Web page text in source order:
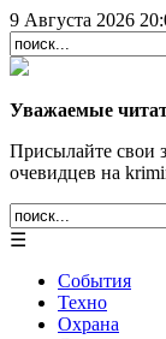
9 Августа 2026
Уважаемые
Присылайте свои
очевидцев на
☰
События
Техно
Охрана